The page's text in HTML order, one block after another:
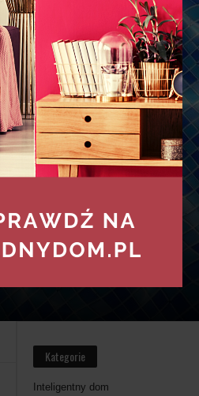
Kategorie
Inteligentny dom